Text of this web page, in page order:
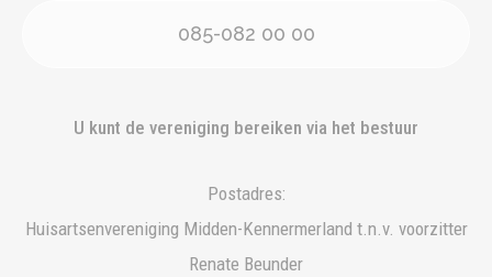
085-082 00 00
U kunt de vereniging bereiken via het bestuur
Postadres:
Huisartsenvereniging Midden-Kennermerland t.n.v. voorzitter
Renate Beunder